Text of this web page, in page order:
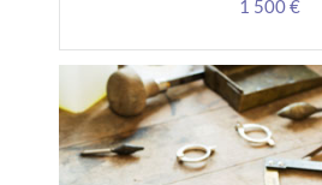
1 500 €